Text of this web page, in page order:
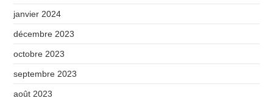
janvier 2024
décembre 2023
octobre 2023
septembre 2023
août 2023